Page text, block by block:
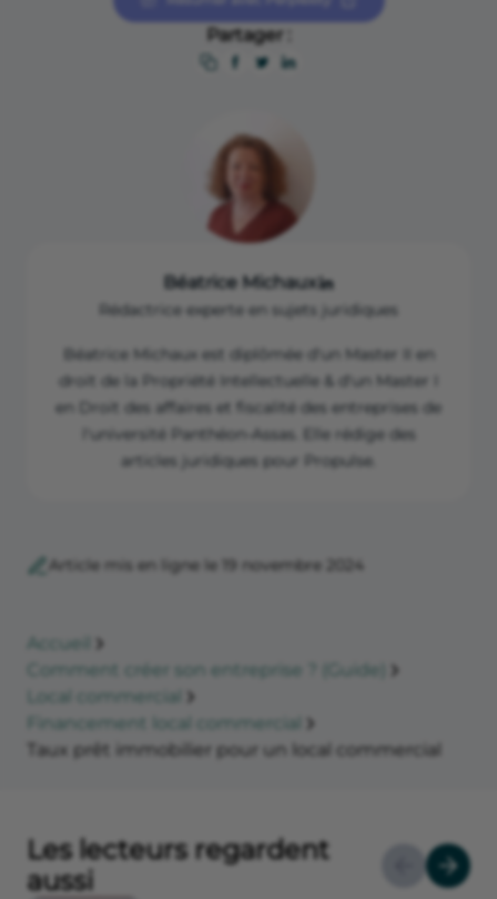
garanties.
Partager :
Béatrice Michaux
Rédactrice experte en sujets juridiques
Béatrice Michaux est diplômée d'un Master II en
droit de la Propriété Intellectuelle & d'un Master I
en Droit des affaires et fiscalité des entreprises de
l'université Panthéon-Assas. Elle rédige des
articles juridiques pour Propulse.
Article mis en ligne le 19 novembre 2024
Accueil
Comment créer son entreprise ? (Guide)
Local commercial
Financement local commercial
Taux prêt immobilier pour un local commercial
Les lecteurs regardent
aussi